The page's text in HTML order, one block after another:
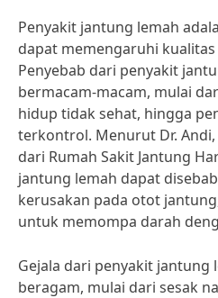
Penyakit jantung lemah
dapat memengaruhi
Penyebab dari penyakit
bermacam-macam, mulai
hidup tidak sehat, hingga
terkontrol. Menurut Dr.
dari Rumah Sakit Jantung
jantung lemah dapat
kerusakan pada otot
untuk memompa darah
Gejala dari penyakit jantung
beragam, mulai dari sesak